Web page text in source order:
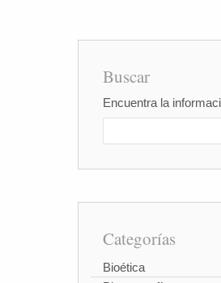
Buscar
Encuentra la
Categorías
Bioética